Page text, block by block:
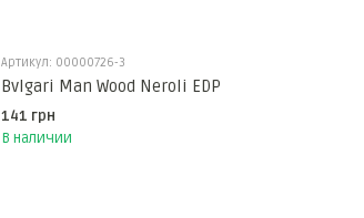
Артикул: 00000726-3
Bvlgari Man Wood Neroli EDP
141 грн
В наличии